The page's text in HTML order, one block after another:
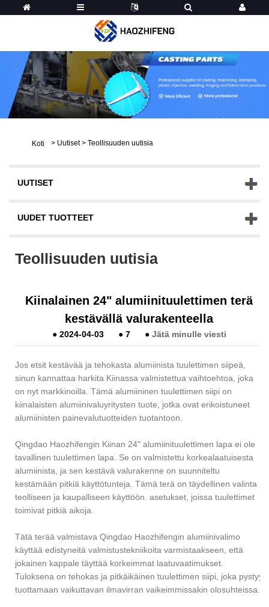
Koti > Uutiset > Teollisuuden uutisia
UUTISET
UUDET TUOTTEET
Teollisuuden uutisia
Kiinalainen 24" alumiinituulettimen terä
kestävällä valurakenteella
● 2024-04-03 ● 7 ● Jätä minulle viesti
Jos etsit kestävää ja tehokasta alumiinista tuulettimen siipeä,
sinun kannattaa harkita Kiinassa valmistettua vaihtoehtoa, joka
on nyt markkinoilla. Tämä alumiininen tuulettimen siipi on
kiinalaisten alumiinivaluyritysten tuote, jotka ovat erikoistuneet
alumiinisten painevalutuotteiden tuotantoon.
Qingdao Haozhifengin Kiinan 24" alumiinituulettimen lapa ei ole
tavallinen tuulettimen lapa. Se on valmistettu korkealaatuisesta
alumiinista, ja sen kestävä valurakenne on suunniteltu
kestämään pitkiä käyttötunteja. Tämä terä on täydellinen valinta
teolliseen ja kaupalliseen käyttöön. asetukset, joissa tuulettimet
toimivat pitkiä aikoja.
Tätä terää valmistava Qingdao Haozhifengin alumiinivalimo
käyttää edistyneitä valmistustekniikoita varmistaakseen, että
jokainen kappale täyttää korkeimmat laatuvaatimukset.
Tuloksena on tehokas ja pitkäikäinen tuulettimen siipi, joka pystyy
tuottamaan vaikuttavan ilmavirran vaikeimmissakin olosuhteissa.